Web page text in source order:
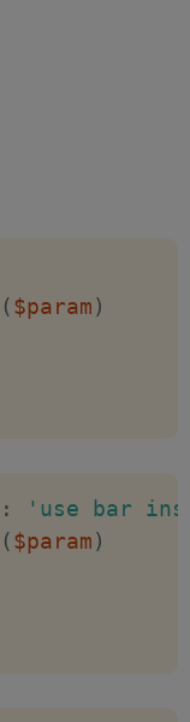
($param)
:
'use bar
($param)